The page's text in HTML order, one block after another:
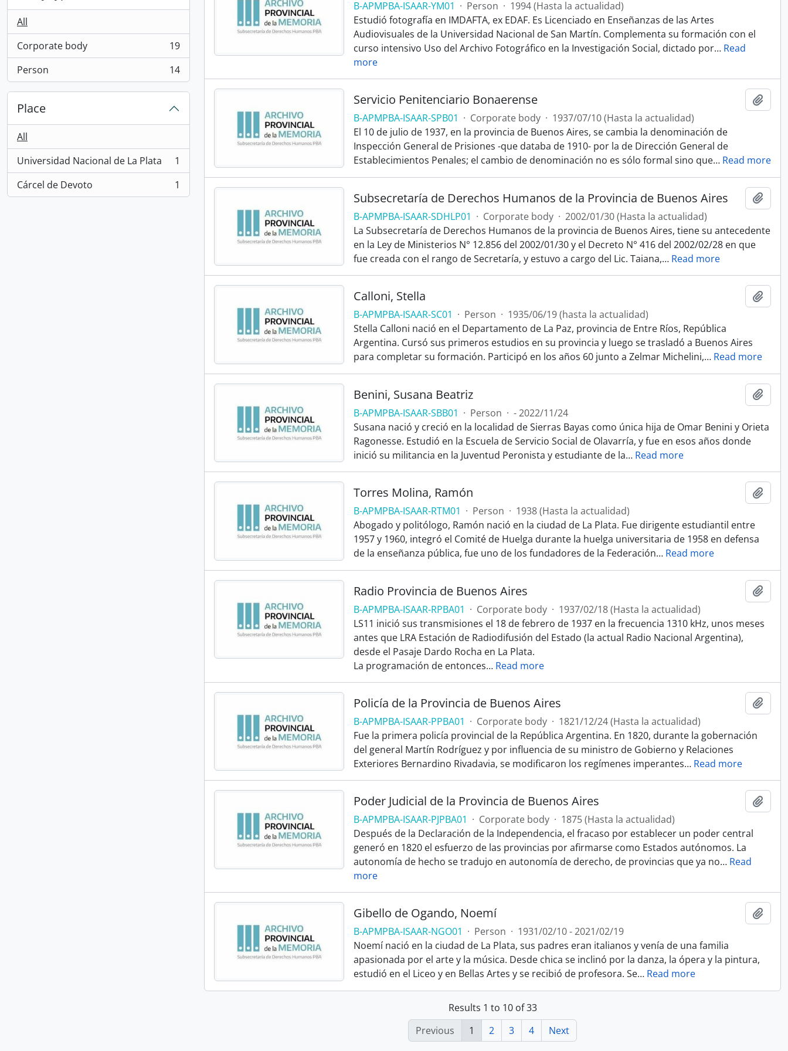
All
Corporate body
, 19 results
19
Person
, 14 results 14
Place
All
Universidad Nacional de La Plata
, 1 results
1
Cárcel de Devoto
, 1 results 1
B-APMPBA-ISAAR-YM01 · Person · 1994 (Hasta la actualidad)
Estudió fotografía en IMDAFTA, ex EDAF. Es Licenciado en Enseñanzas de las Artes
Audiovisuales de la Universidad Nacional de San Martín. Complementa su formación con el
curso intensivo Uso del Archivo Fotográfico en la Investigación Social, dictado por… Read
more
Servicio Penitenciario Bonaerense
B-APMPBA-ISAAR-SPB01 · Corporate body · 1937/07/10 (Hasta la actualidad)
El 10 de julio de 1937, en la provincia de Buenos Aires, se cambia la denominación de
Inspección General de Prisiones -que databa de 1910- por la de Dirección General de
Establecimientos Penales; el cambio de denominación no es sólo formal sino que… Read more
Subsecretaría de Derechos Humanos de la Provincia de Buenos Aires
B-APMPBA-ISAAR-SDHLP01 · Corporate body · 2002/01/30 (Hasta la actualidad)
La Subsecretaría de Derechos Humanos de la provincia de Buenos Aires, tiene su antecedente
en la Ley de Ministerios N° 12.856 del 2002/01/30 y el Decreto N° 416 del 2002/02/28 en que
fue creada con el rango de Secretaría, y estuvo a cargo del Lic. Taiana,… Read more
Calloni, Stella
B-APMPBA-ISAAR-SC01 · Person · 1935/06/19 (hasta la actualidad)
Stella Calloni nació en el Departamento de La Paz, provincia de Entre Ríos, República
Argentina. Cursó sus primeros estudios en su provincia y luego se trasladó a Buenos Aires
para completar su formación. Participó en los años 60 junto a Zelmar Michelini,… Read more
Benini, Susana Beatriz
B-APMPBA-ISAAR-SBB01 · Person · - 2022/11/24
Susana nació y creció en la localidad de Sierras Bayas como única hija de Omar Benini y Orieta
Ragonesse. Estudió en la Escuela de Servicio Social de Olavarría, y fue en esos años donde
inició su militancia en la Juventud Peronista y estudiante de la… Read more
Torres Molina, Ramón
B-APMPBA-ISAAR-RTM01 · Person · 1938 (Hasta la actualidad)
Abogado y politólogo, Ramón nació en la ciudad de La Plata. Fue dirigente estudiantil entre
1957 y 1960, integró el Comité de Huelga durante la huelga universitaria de 1958 en defensa
de la enseñanza pública, fue uno de los fundadores de la Federación… Read more
Radio Provincia de Buenos Aires
B-APMPBA-ISAAR-RPBA01 · Corporate body · 1937/02/18 (Hasta la actualidad)
LS11 inició sus transmisiones el 18 de febrero de 1937 en la frecuencia 1310 kHz,​ unos meses
antes que LRA Estación de Radiodifusión del Estado (la actual Radio Nacional Argentina),
desde el Pasaje Dardo Rocha en La Plata.
La programación de entonces… Read more
Policía de la Provincia de Buenos Aires
B-APMPBA-ISAAR-PPBA01 · Corporate body · 1821/12/24 (Hasta la actualidad)
Fue la primera policía provincial de la República Argentina. En 1820, durante la gobernación
del general Martín Rodríguez y por influencia de su ministro de Gobierno y Relaciones
Exteriores Bernardino Rivadavia, se modificaron los regímenes imperantes… Read more
Poder Judicial de la Provincia de Buenos Aires
B-APMPBA-ISAAR-PJPBA01 · Corporate body · 1875 (Hasta la actualidad)
Después de la Declaración de la Independencia, el fracaso por establecer un poder central
generó en 1820 el esfuerzo de las provincias por afirmarse como Estados autónomos. La
autonomía de hecho se tradujo en autonomía de derecho, de provincias que ya no… Read
more
Gibello de Ogando, Noemí
B-APMPBA-ISAAR-NGO01 · Person · 1931/02/10 - 2021/02/19
Noemí nació en la ciudad de La Plata, sus padres eran italianos y venía de una familia
apasionada por el arte y la música. Desde chica se inclinó por la danza, la ópera y la pintura,
estudió en el Liceo y en Bellas Artes y se recibió de profesora. Se… Read more
Results 1 to 10 of 33
Previous
1 2 3 4 Next